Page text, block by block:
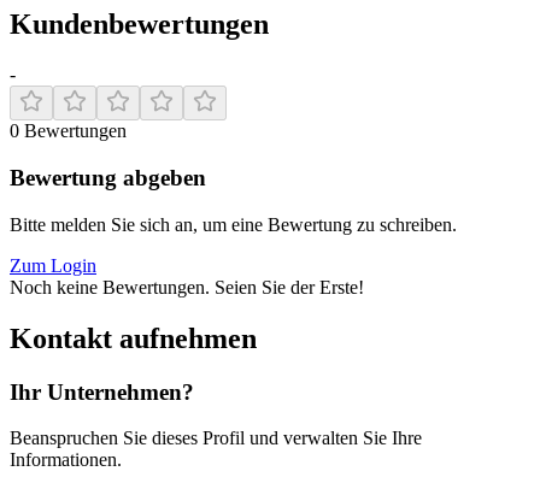
Kundenbewertungen
-
0 Bewertungen
Bewertung abgeben
Bitte melden Sie sich an, um eine Bewertung zu schreiben.
Zum Login
Noch keine Bewertungen. Seien Sie der Erste!
Kontakt aufnehmen
Ihr Unternehmen?
Beanspruchen Sie dieses Profil und verwalten Sie Ihre
Informationen.